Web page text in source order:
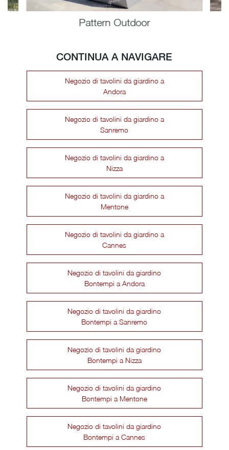
Pattern Outdoor
CONTINUA A NAVIGARE
Negozio di tavolini da giardino a
Andora
Negozio di tavolini da giardino a
Sanremo
Negozio di tavolini da giardino a
Nizza
Negozio di tavolini da giardino a
Mentone
Negozio di tavolini da giardino a
Cannes
Negozio di tavolini da giardino
Bontempi a Andora
Negozio di tavolini da giardino
Bontempi a Sanremo
Negozio di tavolini da giardino
Bontempi a Nizza
Negozio di tavolini da giardino
Bontempi a Mentone
Negozio di tavolini da giardino
Bontempi a Cannes